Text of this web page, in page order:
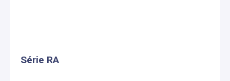
Série RA